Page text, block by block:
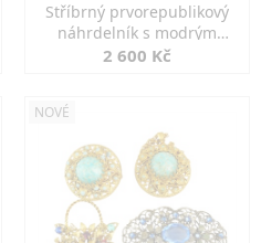
Stříbrný prvorepublikový
náhrdelník s modrým
spinelem
2 600 Kč
NOVÉ